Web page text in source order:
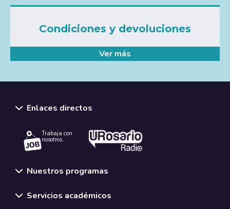
Condiciones y devoluciones
Ver más
Enlaces directos
Trabaja con
nosotros.
Nuestros programas
Servicios académicos